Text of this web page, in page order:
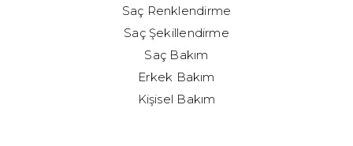
Saç Renklendirme
Saç Şekillendirme
Saç Bakım
Erkek Bakım
Kişisel Bakım